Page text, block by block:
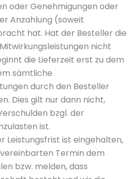
oder Genehmigungen oder
Anzahlung (soweit
hat. Hat der Besteller die
nicht
die Lieferzeit erst zu dem
sämtliche
durch den Besteller
Dies gilt nur dann nicht,
bzgl. der
ist.
Leistungsfrist ist eingehalten,
Termin dem
bzw. melden, dass